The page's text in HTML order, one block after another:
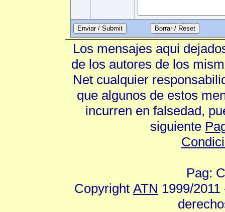
Enviar / Submit
Los mensajes aqui
de los autores de los
Net cualquier
que algunos de estos
incurren en falsedad,
siguiente
Pag:
Copyright ATN 1999/